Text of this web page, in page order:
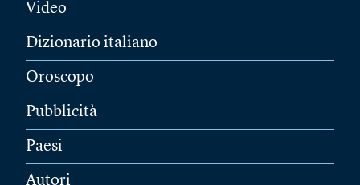
Video
Dizionario italiano
Oroscopo
Pubblicità
Paesi
Autori